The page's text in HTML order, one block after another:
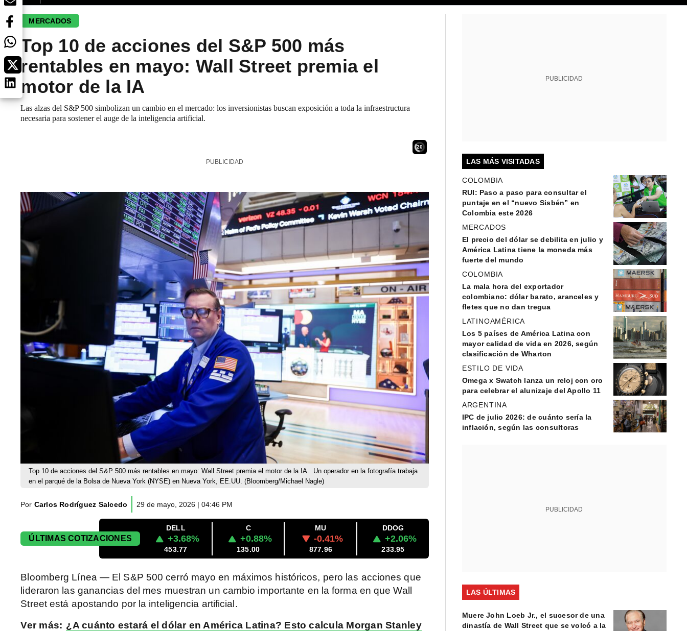
MERCADOS
Top 10 de acciones del S&P 500 más
rentables en mayo: Wall Street premia el
motor de la IA
Las alzas del S&P 500 simbolizan un cambio en el mercado: los inversionistas buscan exposición a toda la infraestructura
necesaria para sostener el auge de la inteligencia artificial.
19
PUBLICIDAD
Top 10 de acciones del S&P 500 más rentables en mayo: Wall Street premia el motor de la IA.
Un operador en la fotografía trabaja
en el parqué de la Bolsa de Nueva York (NYSE) en Nueva York, EE.UU. (Bloomberg/Michael Nagle)
Por Carlos Rodríguez Salcedo 29 de mayo, 2026 | 04:46 PM
ÚLTIMAS COTIZACIONES
DELL
+3.68%
453.77
C
+0.88%
135.00
MU
-0.41%
877.96
DDOG
+2.06%
233.95
Bloomberg Línea — El S&P 500 cerró mayo en máximos históricos, pero las acciones que
lideraron las ganancias del mes muestran un cambio importante en la forma en que Wall
Street está apostando por la inteligencia artificial.
Ver más: ¿A cuánto estará el dólar en América Latina? Esto calcula Morgan Stanley
PUBLICIDAD
LAS MÁS VISITADAS
COLOMBIA
RUI: Paso a paso para consultar el
puntaje en el “nuevo Sisbén” en
Colombia este 2026
MERCADOS
El precio del dólar se debilita en julio y
América Latina tiene la moneda más
fuerte del mundo
COLOMBIA
La mala hora del exportador
colombiano: dólar barato, aranceles y
fletes que no dan tregua
LATINOAMÉRICA
Los 5 países de América Latina con
mayor calidad de vida en 2026, según
clasificación de Wharton
ESTILO DE VIDA
Omega x Swatch lanza un reloj con oro
para celebrar el alunizaje del Apollo 11
ARGENTINA
IPC de julio 2026: de cuánto sería la
inflación, según las consultoras
PUBLICIDAD
LAS ÚLTIMAS
Muere John Loeb Jr., el sucesor de una
dinastía de Wall Street que se volcó a la